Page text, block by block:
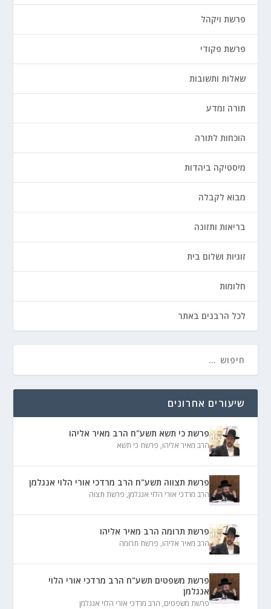
פרשת ויקהל
פרשת פקודי
שאלות ותשובות
תורה ומדע
הוכחות לתורה
מיסטיקה ביהדות
מבוא לקבלה
בריאות ותזונה
זוגיות ושלום בית
חלומות
לכל הרבנים באתר
שיעורים אחרונים
פרשת כי תשא תשע"ח הרב מאיר אליהו
הרב מאיר אליהו, פרשת כי תשא
פרשת תצווה תשע"ח הרב מרדכי אורי הלוי אנגלמן
הרב מרדכי אורי הלוי אנגלמן, פרשת תצוה
פרשת תרומה הרב מאיר אליהו
הרב מאיר אליהו, פרשת תרומה
פרשת משפטים תשע"ח הרב מרדכי אורי הלוי
אנגלמן
פרשת משפטים, הרב מרדכי אורי הלוי אנגלמן